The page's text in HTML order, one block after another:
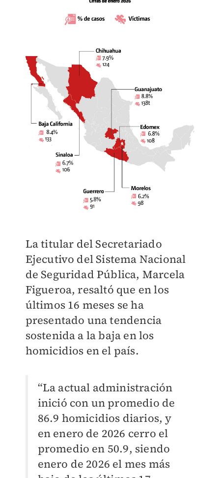
La titular del Secretariado
Ejecutivo del Sistema Nacional
de Seguridad Pública, Marcela
Figueroa, resaltó que en los
últimos 16 meses se ha
presentado una tendencia
sostenida a la baja en los
homicidios en el país.
“La actual administración
inició con un promedio de
86.9 homicidios diarios, y
en enero de 2026 cerro el
promedio en 50.9, siendo
enero de 2026 el mes más